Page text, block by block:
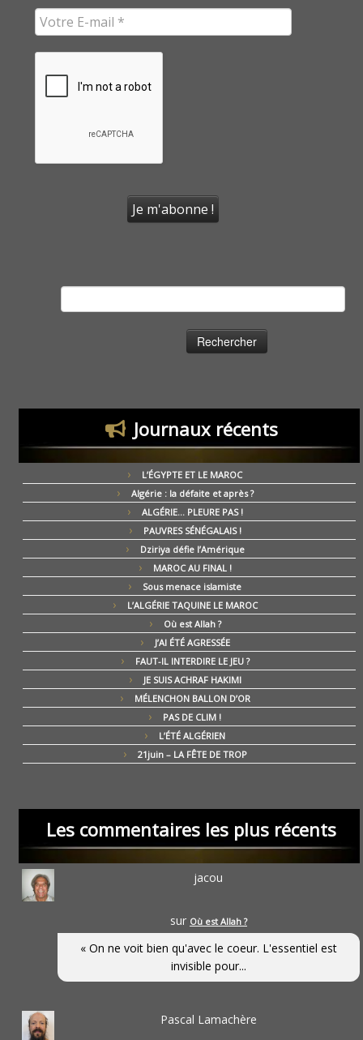
Journaux récents
L’ÉGYPTE ET LE MAROC
Algérie : la défaite et après ?
ALGÉRIE… PLEURE PAS !
PAUVRES SÉNÉGALAIS !
Dziriya défie l’Amérique
MAROC AU FINAL !
Sous menace islamiste
L’ALGÉRIE TAQUINE LE MAROC
Où est Allah ?
J’AI ÉTÉ AGRESSÉE
FAUT-IL INTERDIRE LE JEU ?
JE SUIS ACHRAF HAKIMI
MÉLENCHON BALLON D’OR
PAS DE CLIM !
L’ÉTÉ ALGÉRIEN
21juin – LA FÊTE DE TROP
Les commentaires les plus récents
jacou
sur Où est Allah ?
« On ne voit bien qu'avec le coeur. L'essentiel est
invisible pour...
Pascal Lamachère